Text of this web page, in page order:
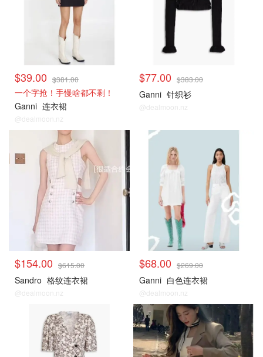
$39.00 $381.00
一个字抢！手慢啥都不剩！
Ganni 连衣裙
@dealmoon.nz
$77.00 $383.00
Ganni 针织衫
@dealmoon.nz
$154.00 $615.00
Sandro 格纹连衣裙
@dealmoon.nz
$68.00 $269.00
Ganni 白色连衣裙
@dealmoon.nz